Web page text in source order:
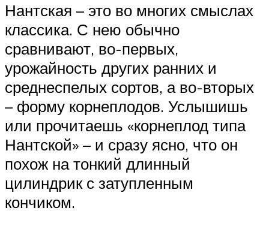
Нантская – это во многих смыслах
классика. С нею обычно
сравнивают, во-первых,
урожайность других ранних и
среднеспелых сортов, а во-вторых
– форму корнеплодов. Услышишь
или прочитаешь «корнеплод типа
Нантской» – и сразу ясно, что он
похож на тонкий длинный
цилиндрик с затупленным
кончиком.